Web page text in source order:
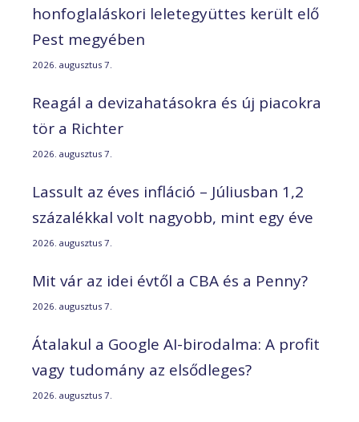
honfoglaláskori leletegyüttes került elő
Pest megyében
2026. augusztus 7.
Reagál a devizahatásokra és új piacokra
tör a Richter
2026. augusztus 7.
Lassult az éves infláció – Júliusban 1,2
százalékkal volt nagyobb, mint egy éve
2026. augusztus 7.
Mit vár az idei évtől a CBA és a Penny?
2026. augusztus 7.
Átalakul a Google AI-birodalma: A profit
vagy tudomány az elsődleges?
2026. augusztus 7.